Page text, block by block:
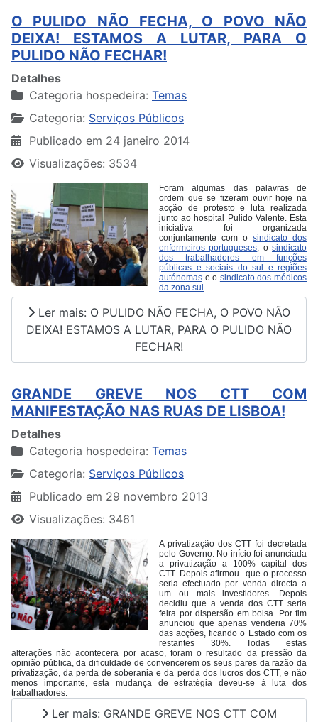
O PULIDO NÃO FECHA, O POVO NÃO
DEIXA! ESTAMOS A LUTAR, PARA O
PULIDO NÃO FECHAR!
Detalhes
Categoria hospedeira: Temas
Categoria: Serviços Públicos
Publicado em 24 janeiro 2014
Visualizações: 3534
Foram algumas das palavras de
ordem que se fizeram ouvir hoje na
acção de protesto e luta realizada
junto ao hospital Pulido Valente. Esta
iniciativa foi organizada
conjuntamente com o sindicato dos
enfermeiros portugueses, osindicato
dos trabalhadores em funções
públicas e sociais do sul e regiões
autónomas e o sindicato dos médicos
da zona sul.
Ler mais: O PULIDO NÃO FECHA, O POVO NÃO
DEIXA! ESTAMOS A LUTAR, PARA O PULIDO NÃO
FECHAR!
GRANDE GREVE NOS CTT COM
MANIFESTAÇÃO NAS RUAS DE LISBOA!
Detalhes
Categoria hospedeira: Temas
Categoria: Serviços Públicos
Publicado em 29 novembro 2013
Visualizações: 3461
A privatização dos CTT foi decretada
pelo Governo. No início foi anunciada
a privatização a 100% capital dos
CTT. Depois afirmou que o processo
seria efectuado por venda directa a
um ou mais investidores. Depois
decidiu que a venda dos CTT seria
feira por dispersão em bolsa. Por fim
anunciou que apenas venderia 70%
das acções, ficando o Estado com os
restantes 30%. Todas estas
alterações não acontecera por acaso, foram o resultado da pressão da
opinião pública, da dificuldade de convencerem os seus pares da razão da
privatização, da perda de soberania e da perda dos lucros dos CTT, e não
menos importante, esta mudança de estratégia deveu-se à luta dos
trabalhadores.
Ler mais: GRANDE GREVE NOS CTT COM